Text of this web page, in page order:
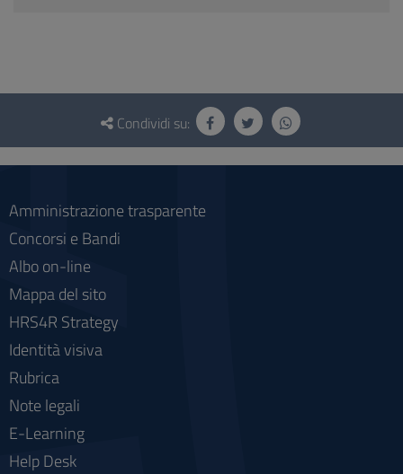
Questionario
social
Condividi su:
Amministrazione trasparente
Concorsi e Bandi
Albo on-line
Mappa del sito
HRS4R Strategy
Identità visiva
Rubrica
Note legali
E-Learning
Help Desk